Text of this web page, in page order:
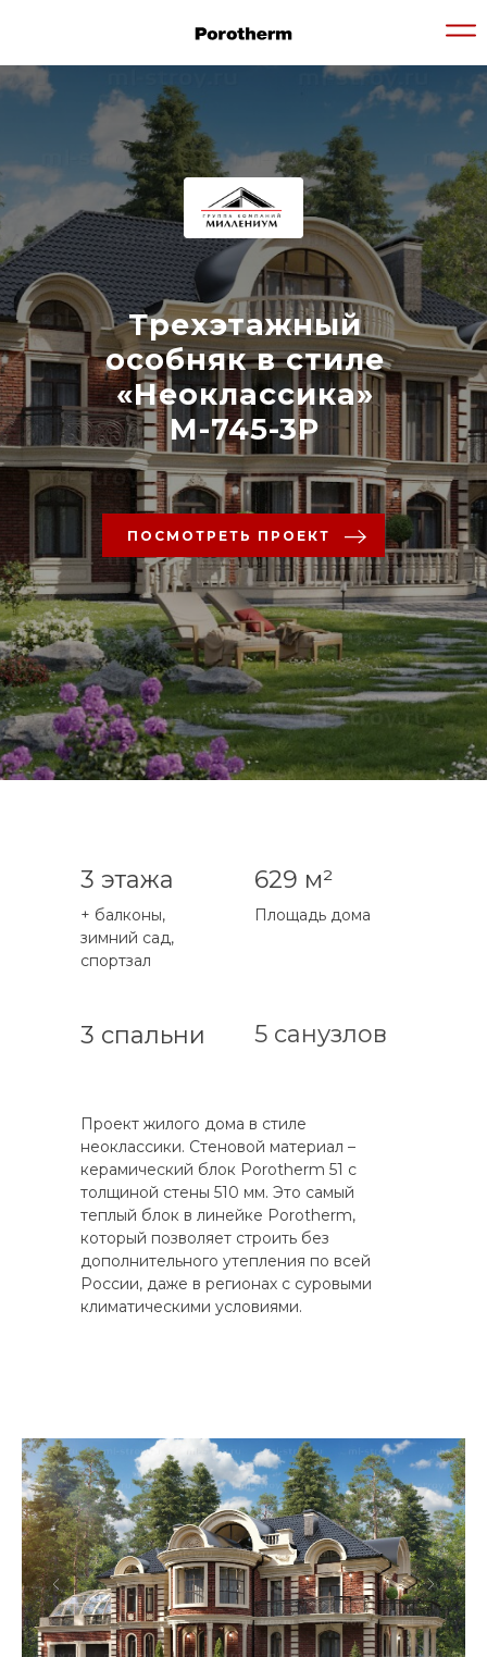
Трехэтажный
особняк в стиле
«Неоклассика»
М-745-3P
ПОСМОТРЕТЬ ПРОЕКТ
3 этажа 629 м²
Площадь дома
+ балконы,
зимний сад,
спортзал
3 спальни 5 санузлов
Проект жилого дома в стиле
неоклассики. Стеновой материал –
керамический блок Porotherm 51 с
толщиной стены 510 мм. Это самый
теплый блок в линейке Porotherm,
который позволяет строить без
дополнительного утепления по всей
России, даже в регионах с суровыми
климатическими условиями.